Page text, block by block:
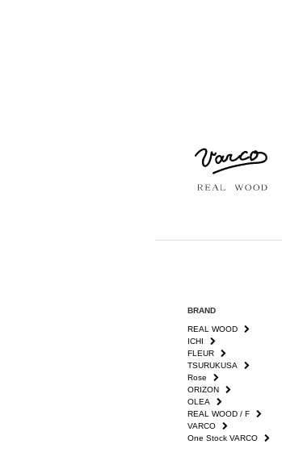
BRAND
REAL WOOD
ICHI
FLEUR
TSURUKUSA
Rose
ORIZON
OLEA
REAL WOOD / F
VARCO
One Stock VARCO